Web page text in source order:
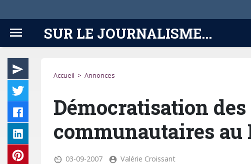
SUR LE JOURNALISME...
Accueil > Annonces
Démocratisation
communautaires au
03-09-2007 Valérie Croissant